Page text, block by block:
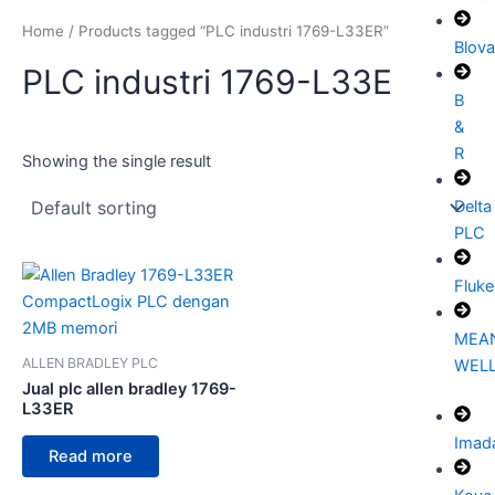
B
&
R
Delta
PLC
Fluke
Home / Products tagged “PLC industri 1769-L33ER”
PLC industri 1769-L33ER
Showing the single result
ALLEN BRADLEY PLC
Jual plc allen bradley 1769-
L33ER
Read more